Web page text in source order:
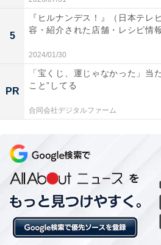
2：坂口健太郎が流した涙に
「もういいから！ 幸せにさせて
移入してしまうこと、そして上条
当に生きている」とまで思えるの
口健太郎という俳優の力による
5
『ヒルナンデス！』（日本テレ
容・紹介された店舗・レシピ情
2024/01/30
PR
「宝くじ、運じゃなかった」当
こと”してる
合同会社デジタルファーム